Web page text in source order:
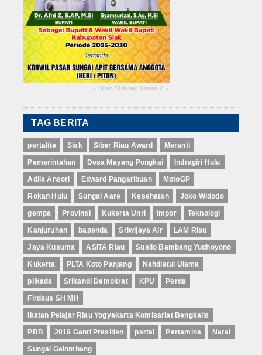
▴ Iklan Sidebar Kanan 2 ▴
TAG BERITA
pertalite Siak Siber Riau Award Meranti
Pemerintahan Desa Mayang Pongkai Indragiri Hulu
Adila Ansori Edward Pangaribuan MotoGP
Rokan Hulu Sungai Aare Kesehatan Joko Widodo
gempa Provinsi Kukerta Unri impor Teknologi
Kanjuruhan bapenda Sriwijaya Air LAM Riau
Jaya Kusuma ASITA Riau Susilo Bambang Yudhoyono
Kukerta PLTA Koto Panjang Nahdlatul Ulama
pilkada Srikandi Demokrat KPU Perda
Firdaus SH MH
Ikatan Pelajar Riau Yogyakarta Komisariat Bengkalis
PBB 2019 Ganti Presiden partai Pertamina Natal
Sungai Gelombang